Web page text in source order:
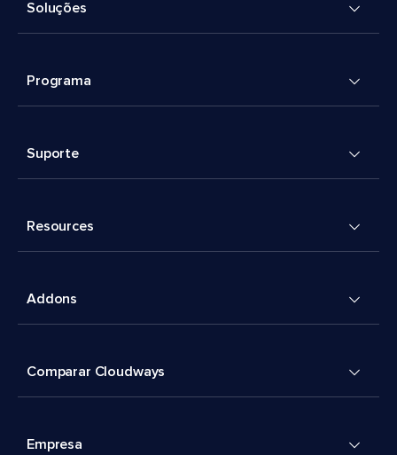
Soluções
Programa
Suporte
Resources
Addons
Comparar Cloudways
Empresa